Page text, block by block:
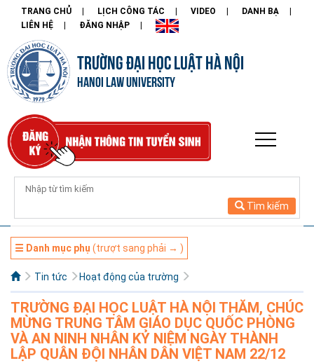
TRANG CHỦ LỊCH CÔNG TÁC VIDEO
DANH BẠ
LIÊN HỆ
ĐĂNG NHẬP
TRƯỜNG ĐẠI HỌC LUẬT HÀ NỘI
HANOI LAW UNIVERSITY
Tìm kiếm
☰ Danh mục phụ (trượt sang phải → )
Tin tức Hoạt động của trường
TRƯỜNG ĐẠI HỌC LUẬT HÀ NỘI THĂM, CHÚC
MỪNG TRUNG TÂM GIÁO DỤC QUỐC PHÒNG
VÀ AN NINH NHÂN KỶ NIỆM NGÀY THÀNH
LẬP QUÂN ĐỘI NHÂN DÂN VIỆT NAM 22/12